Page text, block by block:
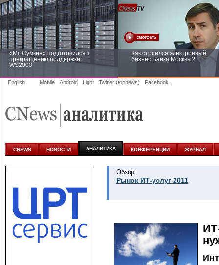
«Mr. Сумкин» подготовился к
прекращению поддержки
WS2003
Как строился электронный
бизнес Банка Москвы?
аналитике
English Mobile Android Light Twitter (topnews) Facebook
CNEWS НОВОСТИ АНАЛИТИКА КОНФЕРЕНЦИИ ЖУРНАЛ
Обзор
Рынок ИТ-услуг 2011